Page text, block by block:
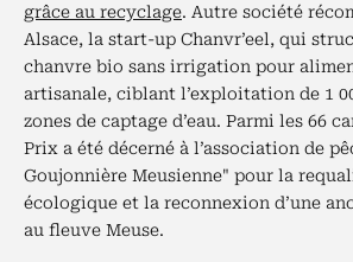
grâce au recyclage. Autre société
Alsace, la start-up Chanvr’eel, qui
chanvre bio sans irrigation pour
artisanale, ciblant l’exploitation de 1
zones de captage d’eau. Parmi les 66
Prix a été décerné à l’association de
Goujonnière Meusienne" pour la
écologique et la reconnexion d’une
au fleuve Meuse.